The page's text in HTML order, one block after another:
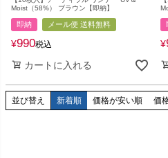
Moist（58%） ブラウン【即納】
即納 メール便 送料無料
¥990税込
カートに入れる
¥
並び替え 新着順 価格が安い順 価